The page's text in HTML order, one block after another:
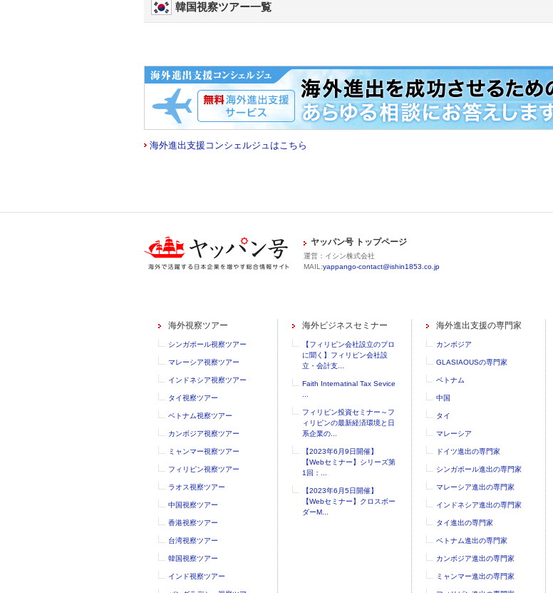
韓国視察ツアー一覧
海外進出支援コンシェルジュはこちら
ヤッパン号 トップページ
運営：イシン株式会社
MAIL:yappango-contact@ishin1853.co.jp
海外視察ツアー
シンガポール視察ツアー
マレーシア視察ツアー
インドネシア視察ツアー
タイ視察ツアー
ベトナム視察ツアー
カンボジア視察ツアー
ミャンマー視察ツアー
フィリピン視察ツアー
ラオス視察ツアー
中国視察ツアー
香港視察ツアー
台湾視察ツアー
韓国視察ツアー
インド視察ツアー
海外ビジネスセミナー
【フィリピン会社設立のプロ
に聞く】フィリピン会社設
立・会計支...
Faith Internatinal Tax Sevice
フィリピン投資セミナー～フ
ィリピンの最新経済環境と日
系企業の...
【2023年6月9日開催】
【Webセミナー】シリーズ第
1回：...
【2023年6月5日開催】
【Webセミナー】クロスボー
ダーM...
海外進出支援の専門家
カンボジア
GLASIAOUSの専門家
ベトナム
中国
タイ
マレーシア
ドイツ進出の専門家
シンガポール進出の専門家
マレーシア進出の専門家
インドネシア進出の専門家
タイ進出の専門家
ベトナム進出の専門家
カンボジア進出の専門家
ミャンマー進出の専門家